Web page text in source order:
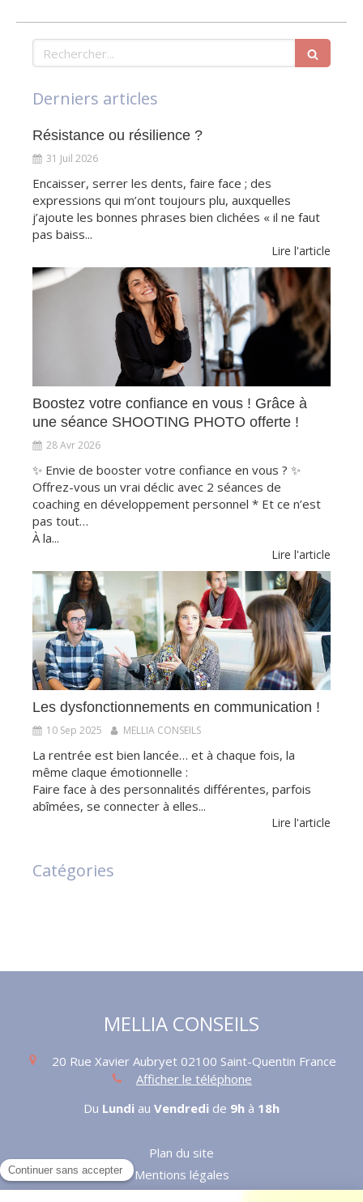
Rechercher
Derniers articles
Résistance ou résilience ?
31 Juil 2026
Encaisser, serrer les dents, faire face ; des
expressions qui m’ont toujours plu, auxquelles
j’ajoute les bonnes phrases bien clichées « il ne faut
pas baiss...
Lire l'article
Boostez votre confiance en vous ! Grâce à
une séance SHOOTING PHOTO offerte !
28 Avr 2026
✨ Envie de booster votre confiance en vous ? ✨
Offrez-vous un vrai déclic avec 2 séances de
coaching en développement personnel * Et ce n’est
pas tout…
À la...
Lire l'article
Les dysfonctionnements en communication !
10 Sep 2025 MELLIA CONSEILS
La rentrée est bien lancée… et à chaque fois, la
même claque émotionnelle :
Faire face à des personnalités différentes, parfois
abîmées, se connecter à elles...
Lire l'article
Catégories
MELLIA CONSEILS
20 Rue Xavier Aubryet 02100 Saint-Quentin France
Afficher le téléphone
Du Lundi au Vendredi de 9h à 18h
Plan du site
Mentions légales